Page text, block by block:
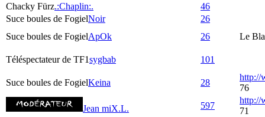
Chacky Fürz.:Chaplin:.
46
Suce boules de FogielNoir
26
Suce boules de FogielApOk 26 Le
Téléspectateur de TF1sygbab 101
Suce boules de FogielKeina 28
http://
76
Jean miX.L. 597
http://
71